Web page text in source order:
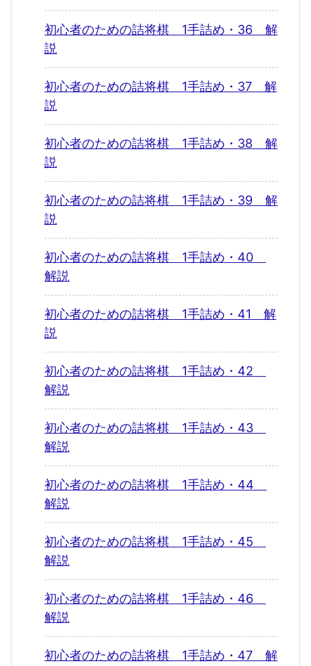
初心者のための詰将棋 1手詰め・36 解
説
初心者のための詰将棋 1手詰め・37 解
説
初心者のための詰将棋 1手詰め・38 解
説
初心者のための詰将棋 1手詰め・39 解
説
初心者のための詰将棋 1手詰め・40
解説
初心者のための詰将棋 1手詰め・41 解
説
初心者のための詰将棋 1手詰め・42
解説
初心者のための詰将棋 1手詰め・43
解説
初心者のための詰将棋 1手詰め・44
解説
初心者のための詰将棋 1手詰め・45
解説
初心者のための詰将棋 1手詰め・46
解説
初心者のための詰将棋 1手詰め・47 解